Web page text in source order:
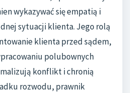
wykazywać się empatią i
sytuacji klienta. Jego rolą
klienta przed sądem,
polubownych
konflikt i chronią
rozwodu, prawnik